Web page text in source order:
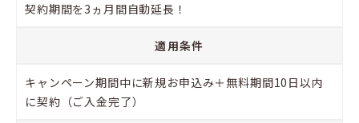
契約期間を3ヵ月間自動延長！
適用条件
キャンペーン期間中に新規お申込み＋無料期間10日以内
に契約（ご入金完了）